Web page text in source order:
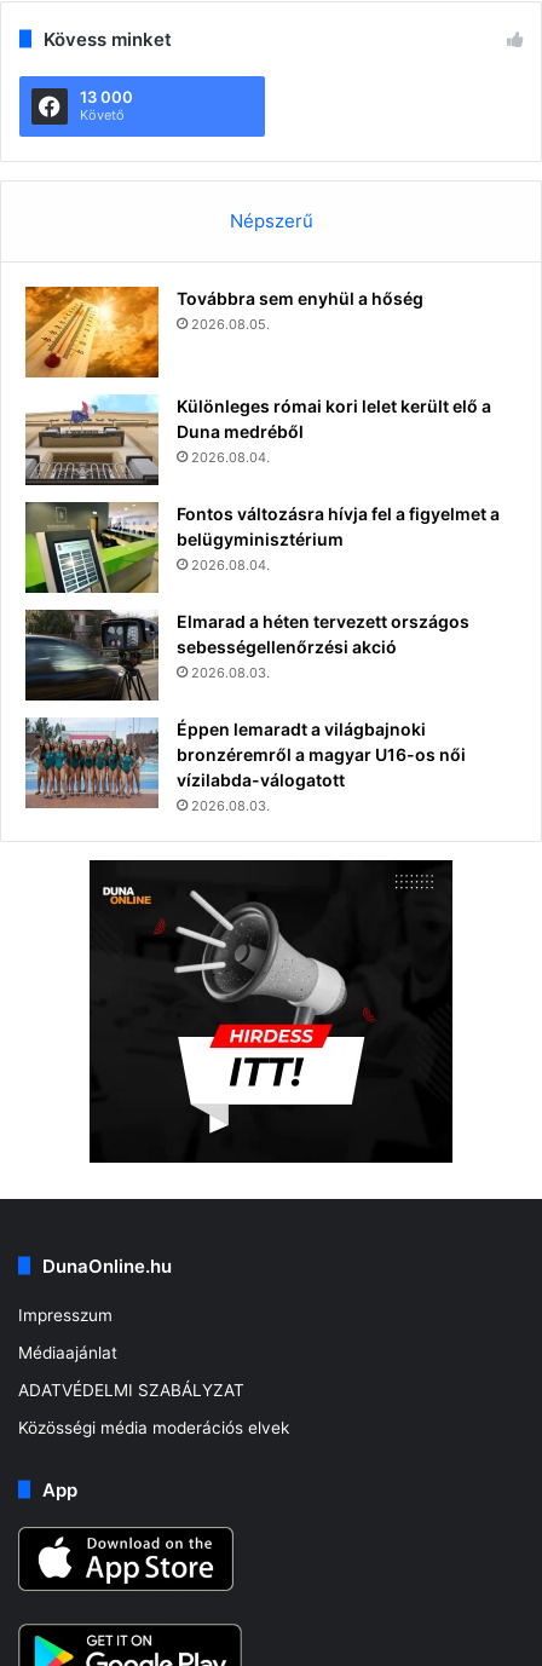
Kövess minket
13 000
Követő
Népszerű
Továbbra sem enyhül a hőség
2026.08.05.
Különleges római kori lelet került elő a
Duna medréből
2026.08.04.
Fontos változásra hívja fel a figyelmet a
belügyminisztérium
2026.08.04.
Elmarad a héten tervezett országos
sebességellenőrzési akció
2026.08.03.
Éppen lemaradt a világbajnoki
bronzéremről a magyar U16-os női
vízilabda-válogatott
2026.08.03.
DunaOnline.hu
Impresszum
Médiaajánlat
ADATVÉDELMI SZABÁLYZAT
Közösségi média moderációs elvek
App